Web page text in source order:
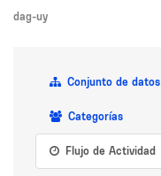
dag-uy
Conjunto de datos
Categorías
Flujo de Actividad